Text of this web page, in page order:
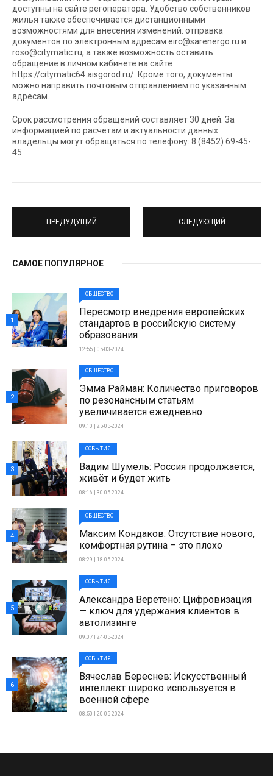
доступны на сайте регоператора. Удобство собственников
жилья также обеспечивается дистанционными
возможностями для внесения изменений: отправка
документов по электронным адресам eirc@sarenergo.ru и
roso@citymatic.ru, а также возможность оставить
обращение в личном кабинете на сайте
https://citymatic64.aisgorod.ru/. Кроме того, документы
можно направить почтовым отправлением по указанным
адресам.
Срок рассмотрения обращений составляет 30 дней. За
информацией по расчетам и актуальности данных
владельцы могут обращаться по телефону: 8 (8452) 69-45-
45.
ПРЕДУДУЩИЙ СЛЕДУЮЩИЙ
САМОЕ ПОПУЛЯРНОЕ
ОБЩЕСТВО
Пересмотр внедрения европейских
стандартов в российскую систему
образования
12:55 | 05-03-2024
1
ОБЩЕСТВО
Эмма Райман: Количество приговоров
по резонансным статьям
увеличивается ежедневно
09:10 | 25-05-2024
2
СОБЫТИЯ
Вадим Шумель: Россия продолжается,
живёт и будет жить
08:16 | 30-05-2024
3
ОБЩЕСТВО
Максим Кондаков: Отсутствие нового,
комфортная рутина – это плохо
08:29 | 18-05-2024
4
СОБЫТИЯ
Александра Веретено: Цифровизация
— ключ для удержания клиентов в
автолизинге
09:07 | 24-05-2024
5
СОБЫТИЯ
Вячеслав Береснев: Искусственный
интеллект широко используется в
военной сфере
08:50 | 20-05-2024
6